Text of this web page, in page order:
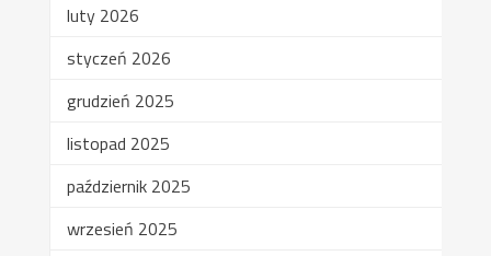
luty 2026
styczeń 2026
grudzień 2025
listopad 2025
październik 2025
wrzesień 2025